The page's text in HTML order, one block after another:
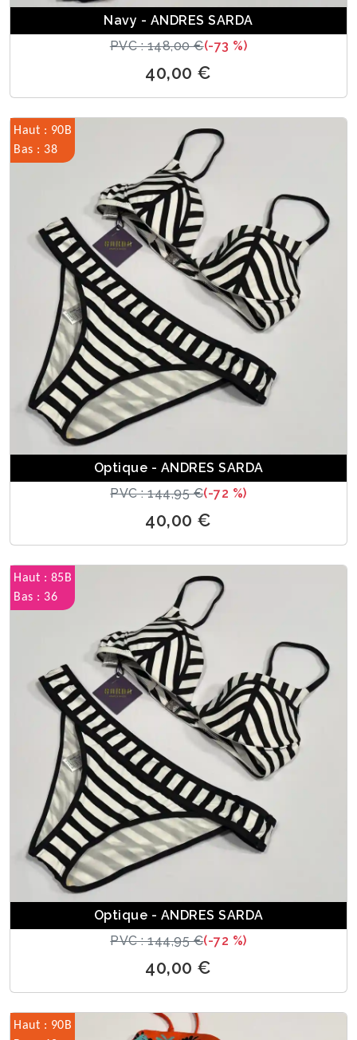
Navy - ANDRES SARDA
PVC : 148,00 €(-73 %)
40,00 €
Haut : 90B
Bas : 38
Optique - ANDRES SARDA
PVC : 144,95 €(-72 %)
40,00 €
Haut : 85B
Bas : 36
Optique - ANDRES SARDA
PVC : 144,95 €(-72 %)
40,00 €
Haut : 90B